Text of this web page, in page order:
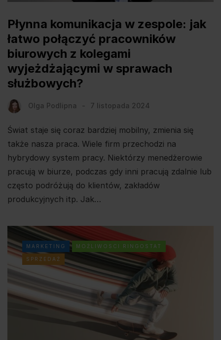
Płynna komunikacja w zespole: jak
łatwo połączyć pracowników
biurowych z kolegami
wyjeżdżającymi w sprawach
służbowych?
Olga Podlipna 7 listopada 2024
Świat staje się coraz bardziej mobilny, zmienia się
także nasza praca. Wiele firm przechodzi na
hybrydowy system pracy. Niektórzy menedżerowie
pracują w biurze, podczas gdy inni pracują zdalnie lub
często podróżują do klientów, zakładów
produkcyjnych itp. Jak…
MARKETING MOŻLIWOSCI RINGOSTAT
SPRZEDAŻ